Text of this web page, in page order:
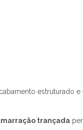
estruturado e
trançada